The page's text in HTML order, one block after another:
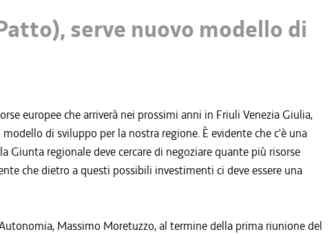
serve nuovo modello di
europee che arriverà nei prossimi anni in Friuli Venezia Giulia,
di sviluppo per la nostra regione. È evidente che c'è una
regionale deve cercare di negoziare quante più risorse
che dietro a questi possibili investimenti ci deve essere una
Massimo Moretuzzo, al termine della prima riunione del